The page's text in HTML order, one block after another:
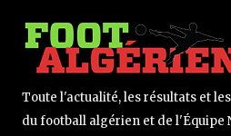
Toute l'actualité, les résultats et
du football algérien et de l'Équipe